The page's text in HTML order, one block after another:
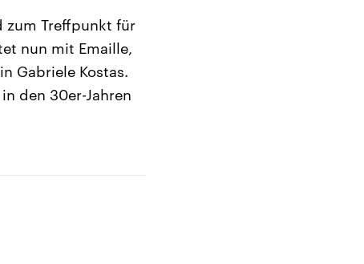
zum Treffpunkt für
nun mit Emaille,
Gabriele Kostas.
den 30er-Jahren